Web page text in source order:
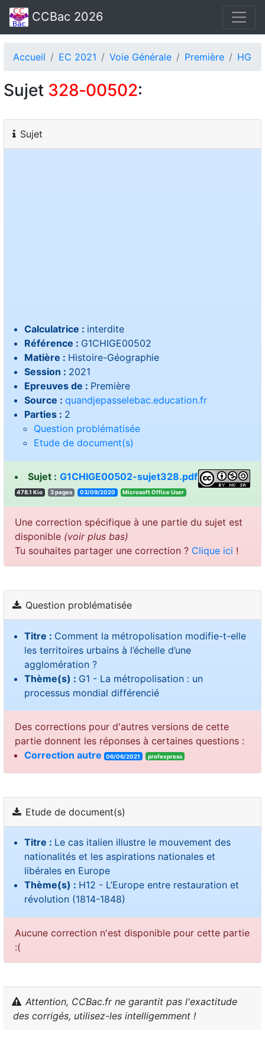
CCBac 2026
Accueil EC 2021 Voie Générale Première HG
Sujet 328‑00502:
Sujet
Calculatrice : interdite
Référence : G1CHIGE00502
Matière : Histoire-Géographie
Session : 2021
Epreuves de : Première
Source : quandjepasselebac.education.fr
Parties : 2
Question problématisée
Etude de document(s)
Sujet : G1CHIGE00502-sujet328.pdf
478.1 Kio 3 pages 03/09/2020 resU eciffO tfosorciM
Une correction spécifique à une partie du sujet est
disponible (voir plus bas)
Tu souhaites partager une correction ? Clique ici !
Question problématisée
Titre : Comment la métropolisation modifie-t-elle
les territoires urbains à l’échelle d’une
agglomération ?
Thème(s) : G1 - La métropolisation : un
processus mondial différencié
Des corrections pour d'autres versions de cette
partie donnent les réponses à certaines questions :
Correction autre
06/06/2021 profexpress
Etude de document(s)
Titre : Le cas italien illustre le mouvement des
nationalités et les aspirations nationales et
libérales en Europe
Thème(s) : H12 - L’Europe entre restauration et
révolution (1814-1848)
Aucune correction n'est disponible pour cette partie
:(
Attention, CCBac.fr ne garantit pas l'exactitude
des corrigés, utilisez-les intelligemment !